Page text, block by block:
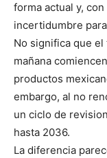
forma actual y,
incertidumbre
No significa que
mañana
productos
embargo, al no
un ciclo de
hasta 2036.
La diferencia